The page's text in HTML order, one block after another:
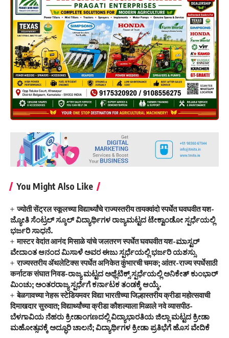
You Might Also Like
ज्योती सेंट्रल स्कूलच्या विद्यार्थ्यांचे राज्यस्तरीय तायक्वांदो स्पर्धेत घवघवीत यश-
ಜ್ಯೋತಿ ಸೆಂಟ್ರಲ್ ಸ್ಕೂಲ್ ವಿದ್ಯಾರ್ಥಿಗಳ ರಾಜ್ಯಮಟ್ಟದ ಟೇಕ್ವಾಂಡೋ ಸ್ಪರ್ಧೆಯಲ್ಲಿ
ಭರ್ಜರಿ ಸಾಧನೆ.
मास्टर वेदांत आनंद मिसाळे यांचे जलतरण स्पर्धेत घवघवीत यश-ಮಾಸ್ಟರ್
ವೇದಾಂತ ಆನಂದ ಮಿಸಾಳೆ ಅವರ ಈಜು ಸ್ಪರ್ಧೆಯಲ್ಲಿ ಭರ್ಜರಿ ಯಶಸ್ಸು
राज्यस्तरीय ॲथलेटिक्स स्पर्धेत अनिकेत कुंभारची चमक; आंतर-राज्य स्पर्धेसाठी
कर्नाटक संघात निवड-ರಾಜ್ಯ ಮಟ್ಟದ ಅಥ್ಲೆಟಿಕ್ಸ್ ಸ್ಪರ್ಧೆಯಲ್ಲಿ ಅನಿಕೇತ್ ಕುಂಭಾರ್
ಮಿಂಚು; ಅಂತರರಾಜ್ಯ ಸ್ಪರ್ಧೆಗೆ ಕರ್ನಾಟಕ ತಂಡಕ್ಕೆ ಆಯ್ಕೆ.
बेळगावच्या नेहरू स्टेडियमवर विद्या भारतीच्या जिल्हास्तरीय क्रीडा महोत्सवाची
दिमाखदार सुरुवात; विद्यार्थ्यांच्या क्रीडा कौशल्याला मिळाले नवे व्यासपीठ-
ಬೆಳಗಾವಿಯ ನೆಹರು ಕ್ರೀಡಾಂಗಣದಲ್ಲಿ ವಿದ್ಯಾಭಾರತಿಯ ಜಿಲ್ಲಾ ಮಟ್ಟದ ಕ್ರೀಡಾ
ಮಹೋತ್ಸವಕ್ಕೆ ಅದ್ಧೂರಿ ಚಾಲನೆ; ವಿದ್ಯಾರ್ಥಿಗಳ ಕ್ರೀಡಾ ಪ್ರತಿಭೆಗೆ ಹೊಸ ವೇದಿಕೆ